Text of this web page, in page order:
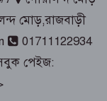
৮
মোড়,রাজবাড়ী
01711122934
পেইজ: